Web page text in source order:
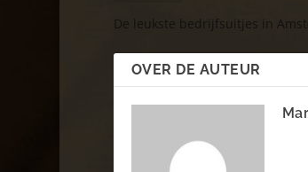
De leukste bedrijfsuitjes in
OVER DE AUTEUR